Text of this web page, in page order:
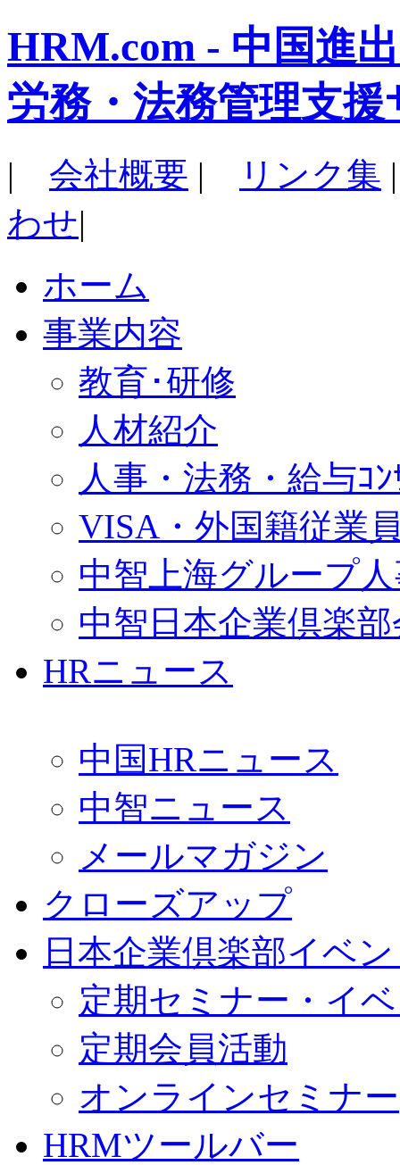
HRM.com - 中国進
労務・法務管理支援
| 会社概要 | リンク集
わせ|
ホーム
事業内容
教育･研修
人材紹介
人事・法務・給与ｺﾝ
VISA・外国籍従業
中智上海グループ
中智日本企業倶楽
HRニュース
中国HRニュース
中智ニュース
メールマガジン
クローズアップ
日本企業倶楽部イベ
定期セミナー・イ
定期会員活動
オンラインセミナー
HRMツールバー